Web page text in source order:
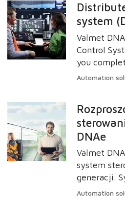
sterowania
procesami
urządzeń.
zapewnienia
przy
sterowania
różnych
DCS łączy
machine
wspólną
historią
alarmami i
system
Valmet
Control
you
your
beyond
automation
Automation
DNAe
Valmet
system
generacji.
pełni
Automation